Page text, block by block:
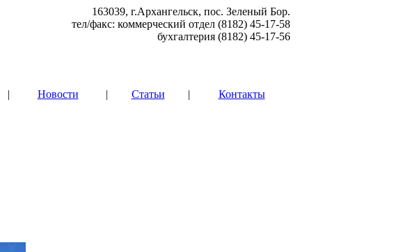
163039, г.Архангельск, пос. Зеленый Бор.
тел/факс: коммерческий отдел (8182) 45-17-58
бухгалтерия (8182) 45-17-56
| Новости | Статьи | Контакты